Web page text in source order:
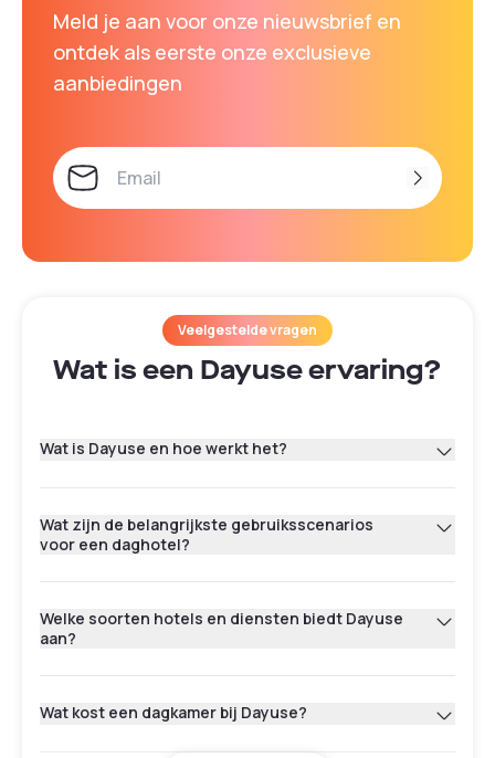
Meld je aan voor onze nieuwsbrief en
ontdek als eerste onze exclusieve
aanbiedingen
Veelgestelde vragen
Wat is een Dayuse ervaring?
Wat is Dayuse en hoe werkt het?
Wat zijn de belangrijkste gebruiksscenarios
voor een daghotel?
Welke soorten hotels en diensten biedt Dayuse
aan?
Wat kost een dagkamer bij Dayuse?